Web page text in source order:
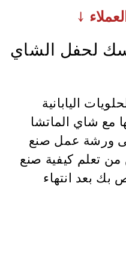
لحفل الشاي
اليابانية
مع شاي الماتشا
ورشة عمل صنع
من تعلم كيفية صنع
بك بعد انتهاء